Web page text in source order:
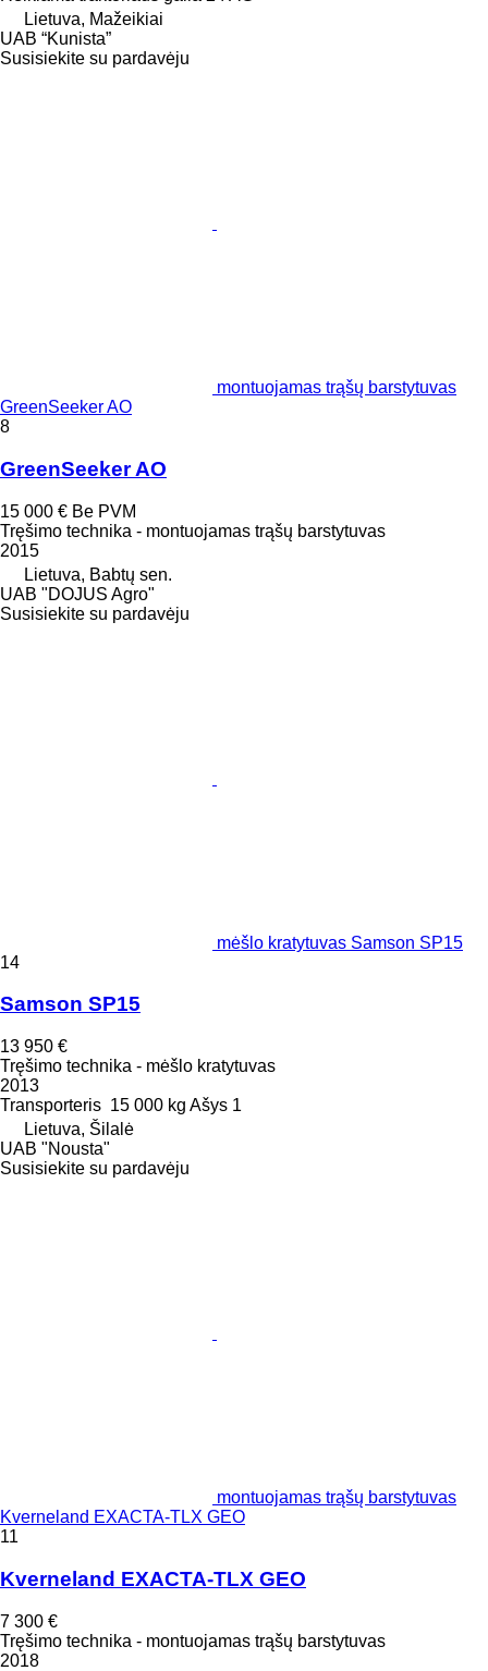
Lietuva, Mažeikiai
UAB “Kunista”
Susisiekite su pardavėju
montuojamas trąšų barstytuvas
GreenSeeker AO
8
GreenSeeker AO
15 000 € Be PVM
Tręšimo technika - montuojamas trąšų barstytuvas
2015
Lietuva, Babtų sen.
UAB "DOJUS Agro"
Susisiekite su pardavėju
mėšlo kratytuvas Samson SP15
14
Samson SP15
13 950 €
Tręšimo technika - mėšlo kratytuvas
2013
Transporteris 15 000 kg Ašys 1
Lietuva, Šilalė
UAB "Nousta"
Susisiekite su pardavėju
montuojamas trąšų barstytuvas
Kverneland EXACTA-TLX GEO
11
Kverneland EXACTA-TLX GEO
7 300 €
Tręšimo technika - montuojamas trąšų barstytuvas
2018